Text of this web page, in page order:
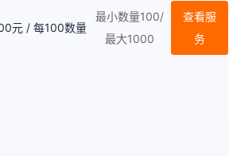
元 / 每100数量
最小数量100/
最大1000
查看服
务